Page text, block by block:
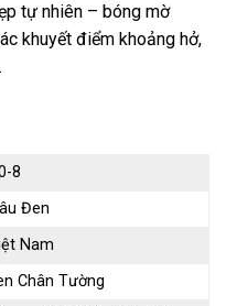
tự nhiên – bóng mờ
khuyết điểm khoảng hở,
8
Đen
Nam
Chân Tường